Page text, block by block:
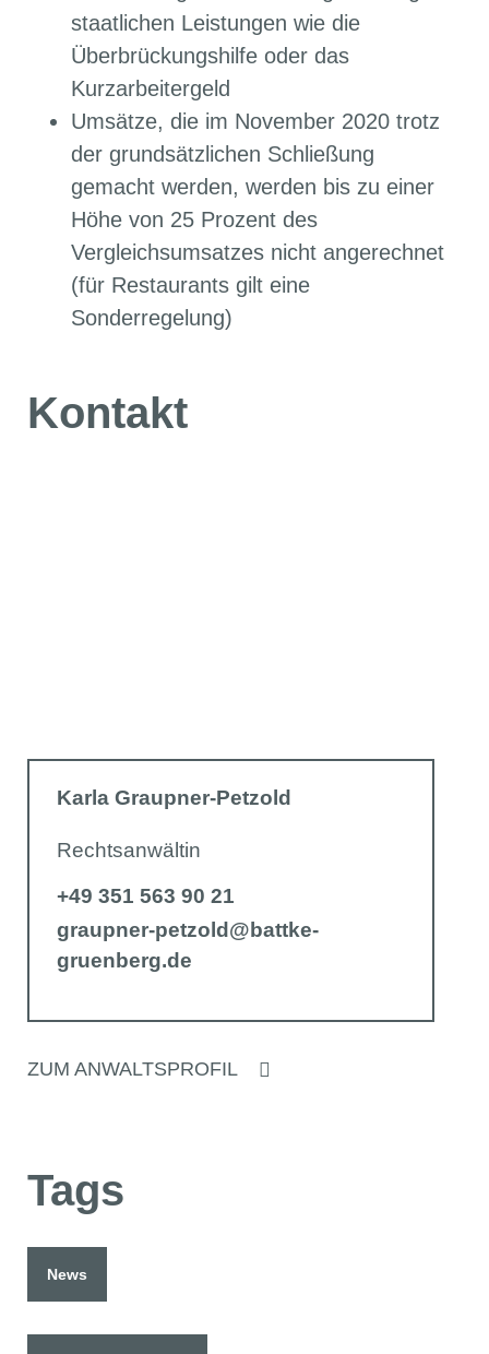
staatlichen Leistungen wie die
Überbrückungshilfe oder das
Kurzarbeitergeld
Umsätze, die im November 2020 trotz
der grundsätzlichen Schließung
gemacht werden, werden bis zu einer
Höhe von 25 Prozent des
Vergleichsumsatzes nicht angerechnet
(für Restaurants gilt eine
Sonderregelung)
Kontakt
Karla Graupner-Petzold
Rechtsanwältin
+49 351 563 90 21
graupner-petzold@battke-
gruenberg.de
ZUM ANWALTSPROFIL
Tags
News